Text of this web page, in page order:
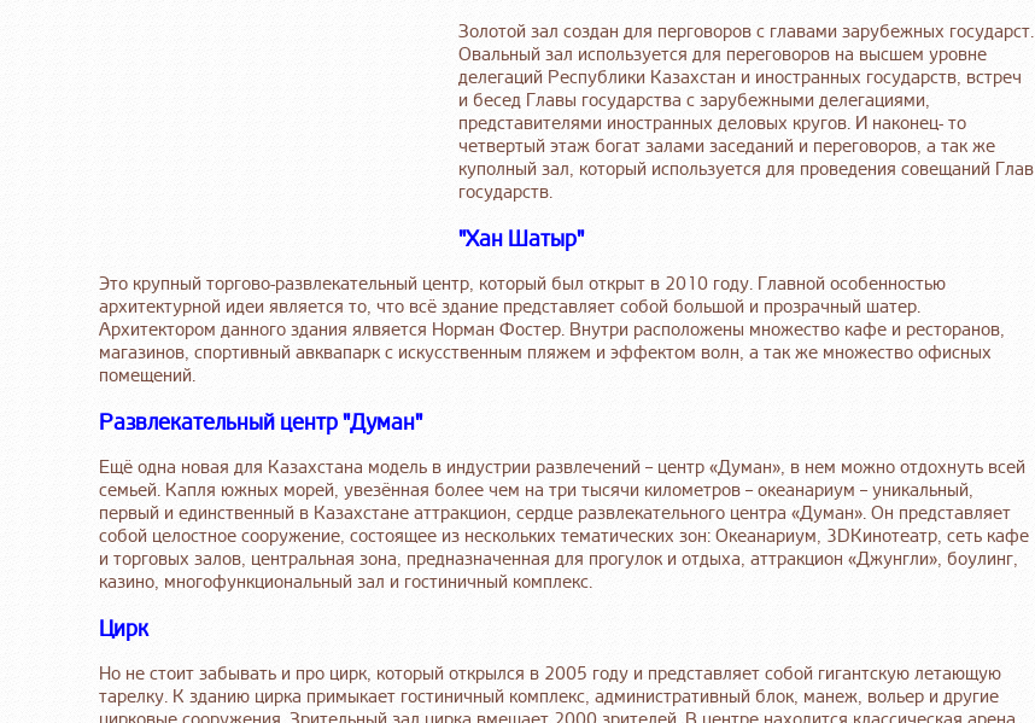
Золотой зал создан для перговоров с главами зарубежных государст.
Овальный зал используется для переговоров на высшем уровне
делегаций Республики Казахстан и иностранных государств, встреч
и бесед Главы государства с зарубежными делегациями,
представителями иностранных деловых кругов. И наконец- то
четвертый этаж богат залами заседаний и переговоров, а так же
куполный зал, который используется для проведения совещаний Глав
государств.
"Хан Шатыр"
Это крупный торгово-развлекательный центр, который был открыт в 2010 году. Главной особенностью
архитектурной идеи является то, что всё здание представляет собой большой и прозрачный шатер.
Архитектором данного здания ялвяется Норман Фостер. Внутри расположены множество кафе и ресторанов,
магазинов, спортивный авквапарк с искусственным пляжем и эффектом волн, а так же множество офисных
помещений.
Развлекательный центр "Думан"
Ещё одна новая для Казахстана модель в индустрии развлечений – центр «Думан», в нем можно отдохнуть всей
семьей. Капля южных морей, увезённая более чем на три тысячи километров – океанариум – уникальный,
первый и единственный в Казахстане аттракцион, сердце развлекательного центра «Думан». Он представляет
собой целостное сооружение, состоящее из нескольких тематических зон: Океанариум, 3DКинотеатр, сеть кафе
и торговых залов, центральная зона, предназначенная для прогулок и отдыха, аттракцион «Джунгли», боулинг,
казино, многофункциональный зал и гостиничный комплекс.
Цирк
Но не стоит забывать и про цирк, который открылся в 2005 году и представляет собой гигантскую летающую
тарелку. К зданию цирка примыкает гостиничный комплекс, административный блок, манеж, вольер и другие